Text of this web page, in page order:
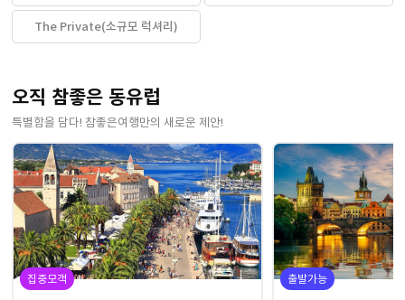
The Private(소규모 럭셔리)
오직 참좋은 동유럽
특별함을 담다! 참좋은여행만의 새로운 제안!
집중모객 출발가능